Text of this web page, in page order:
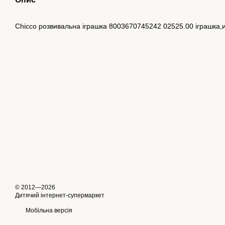
Chicco розвивальна іграшка 8003670745242 02525.00
© 2012—2026
Дитячий інтернет-супермаркет
Мобільна версія